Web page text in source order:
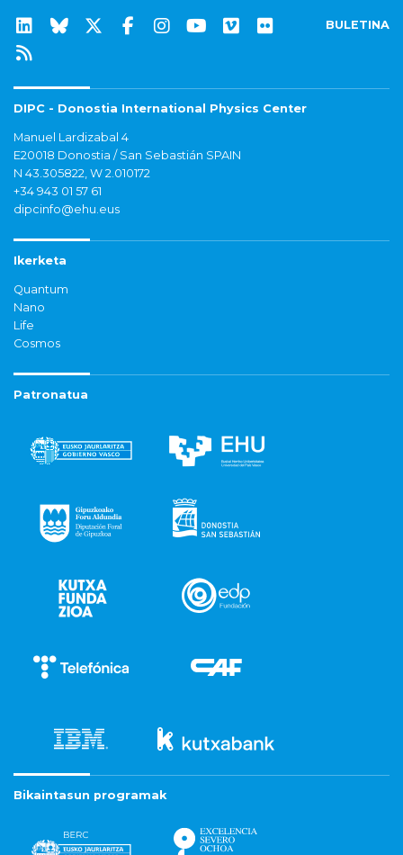
BULETINA
DIPC - Donostia International Physics Center
Manuel Lardizabal 4
E20018 Donostia / San Sebastián SPAIN
N 43.305822, W 2.010172
+34 943 01 57 61
dipcinfo@ehu.eus
Ikerketa
Quantum
Nano
Life
Cosmos
Patronatua
Bikaintasun programak